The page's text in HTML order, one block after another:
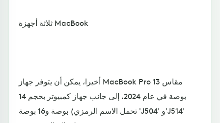
ثلاثة أجهزة MacBook
أخيرا، يمكن أن يتوفر جهاز MacBook Pro مقاس 13
بوصة في عام 2024، إلى جانب جهاز كمبيوتر بحجم 14
بوصة و16 بوصة (تحمل الاسم الرمزي 'J504' و'J514'